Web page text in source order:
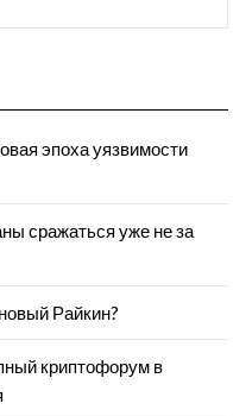
эпоха уязвимости
сражаться уже не за
Райкин?
криптофорум в